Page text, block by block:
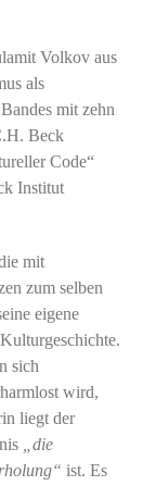
Volkov aus
als
mit zehn
Beck
Code“
Institut
mit
zum selben
eigene
sich
wird,
liegt der
„die
ist. Es